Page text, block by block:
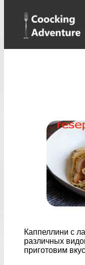
Каппеллини с
различных
приготовим